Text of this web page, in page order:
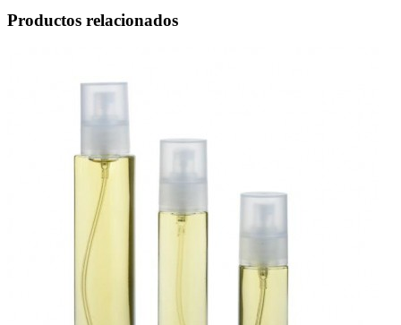
Productos relacionados